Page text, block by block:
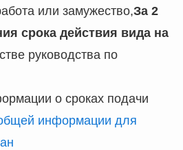
или замужество,За 2
срока действия вида на
руководства по
о сроках подачи
информации для